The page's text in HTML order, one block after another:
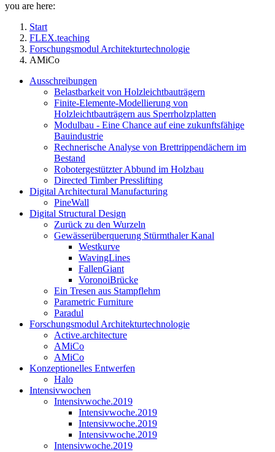
you are here:
Start
FLEX.teaching
Forschungsmodul Architekturtechnologie
AMiCo
Ausschreibungen
Belastbarkeit von Holzleichtbauträgern
Finite-Elemente-Modellierung von
Holzleichtbauträgern aus Sperrholzplatten
Modulbau - Eine Chance auf eine zukunftsfähige
Bauindustrie
Rechnerische Analyse von Brettrippendächern im
Bestand
Robotergestützter Abbund im Holzbau
Directed Timber Presslifting
Digital Architectural Manufacturing
PineWall
Digital Structural Design
Zurück zu den Wurzeln
Gewässerüberquerung Stürmthaler Kanal
Westkurve
WavingLines
FallenGiant
VoronoiBrücke
Ein Tresen aus Stampflehm
Parametric Furniture
Paradul
Forschungsmodul Architekturtechnologie
Active.architecture
AMiCo
AMiCo
Konzeptionelles Entwerfen
Halo
Intensivwochen
Intensivwoche.2019
Intensivwoche.2019
Intensivwoche.2019
Intensivwoche.2019
Intensivwoche.2019